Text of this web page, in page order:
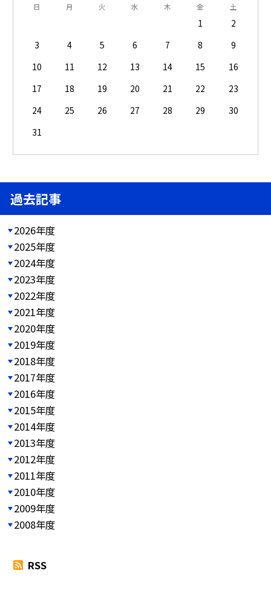
日 月 火 水 木 金 土
1
2
3
4 5 6 7 8
9
10
11 12 13 14 15
16
17
18 19 20 21 22
23
24
25 26 27 28 29
30
31
過去記事
2026年度
2025年度
2024年度
2023年度
2022年度
2021年度
2020年度
2019年度
2018年度
2017年度
2016年度
2015年度
2014年度
2013年度
2012年度
2011年度
2010年度
2009年度
2008年度
RSS